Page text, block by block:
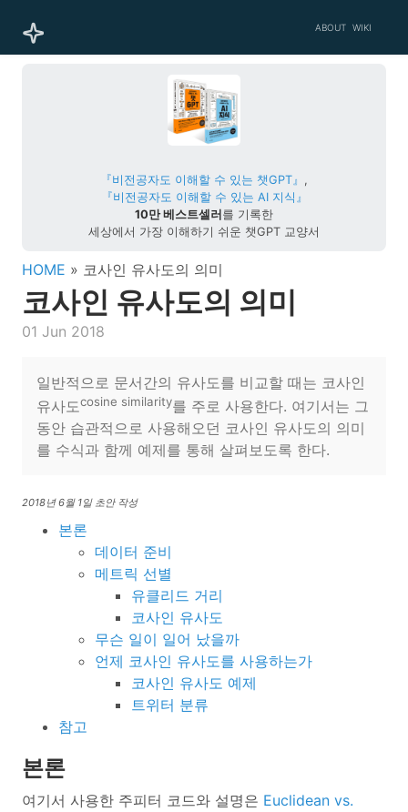
ABOUT WIKI
『비전공자도 이해할 수 있는 챗GPT』 ,
『비전공자도 이해할 수 있는 AI 지식』
10만 베스트셀러 를 기록한
세상에서 가장 이해하기 쉬운 챗GPT 교양서
HOME » 코사인 유사도의 의미
코사인 유사도의 의미
01 Jun 2018
일반적으로 문서간의 유사도를 비교할 때는 코사인
유사도cosine similarity를 주로 사용한다. 여기서는 그
동안 습관적으로 사용해오던 코사인 유사도의 의미
를 수식과 함께 예제를 통해 살펴보도록 한다.
2018년 6월 1일 초안 작성
본론
데이터 준비
메트릭 선별
유클리드 거리
코사인 유사도
무슨 일이 일어 났을까
언제 코사인 유사도를 사용하는가
코사인 유사도 예제
트위터 분류
참고
본론
여기서 사용한 주피터 코드와 설명은 Euclidean vs.